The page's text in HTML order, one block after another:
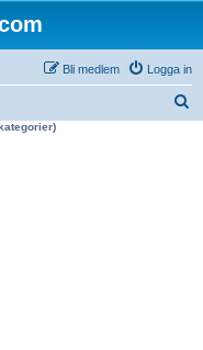
Logga in
Bli medlem